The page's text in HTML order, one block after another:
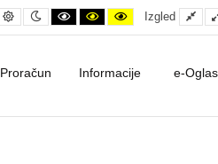
Default contrast
Night contrast
Black and White contrast
Black and Yellow
Yellow and
Izgled
Proračun Informacije e-